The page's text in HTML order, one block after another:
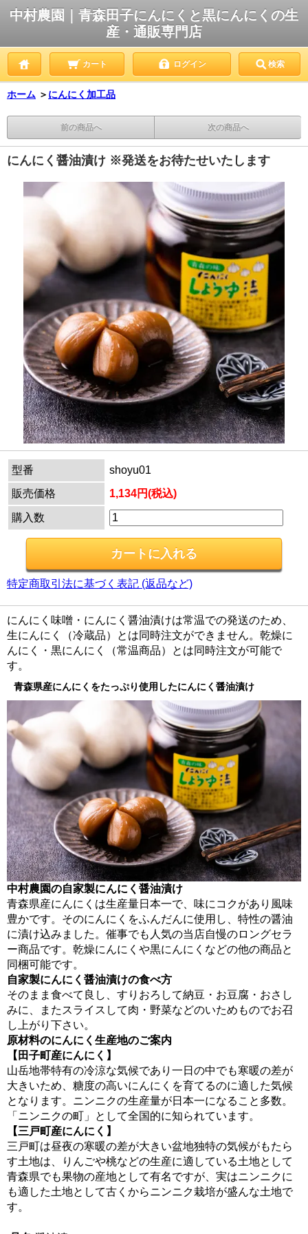
中村農園｜青森田子にんにくと黒にんにくの生
産・通販専門店
カート ログイン 検索
ホーム ＞ にんにく加工品
前の商品へ 次の商品へ
にんにく醤油漬け ※発送をお待たせいたします
型番
shoyu01
販売価格
1,134円(税込)
購入数
特定商取引法に基づく表記 (返品など)
にんにく味噌・にんにく醤油漬けは常温での発送のため、
生にんにく（冷蔵品）とは同時注文ができません。乾燥に
んにく・黒にんにく（常温商品）とは同時注文が可能で
す。
青森県産にんにくをたっぷり使用したにんにく醤油漬け
中村農園の自家製にんにく醤油漬け
青森県産にんにくは生産量日本一で、味にコクがあり風味
豊かです。そのにんにくをふんだんに使用し、特性の醤油
に漬け込みました。催事でも人気の当店自慢のロングセラ
ー商品です。乾燥にんにくや黒にんにくなどの他の商品と
同梱可能です。
自家製にんにく醤油漬けの食べ方
そのまま食べて良し、すりおろして納豆・お豆腐・おさし
みに、またスライスして肉・野菜などのいためものでお召
し上がり下さい。
原材料のにんにく生産地のご案内
【田子町産にんにく】
山岳地帯特有の冷涼な気候であり一日の中でも寒暖の差が
大きいため、糖度の高いにんにくを育てるのに適した気候
となります。ニンニクの生産量が日本一になること多数。
「ニンニクの町」として全国的に知られています。
【三戸町産にんにく】
三戸町は昼夜の寒暖の差が大きい盆地独特の気候がもたら
す土地は、りんごや桃などの生産に適している土地として
青森県でも果物の産地として有名ですが、実はニンニクに
も適した土地として古くからニンニク栽培が盛んな土地で
す。